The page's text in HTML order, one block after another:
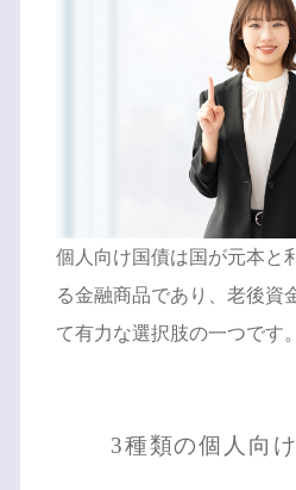
個人向け国債は国が元本と
る金融商品であり、老後資
て有力な選択肢の一つです。
3種類の個人向